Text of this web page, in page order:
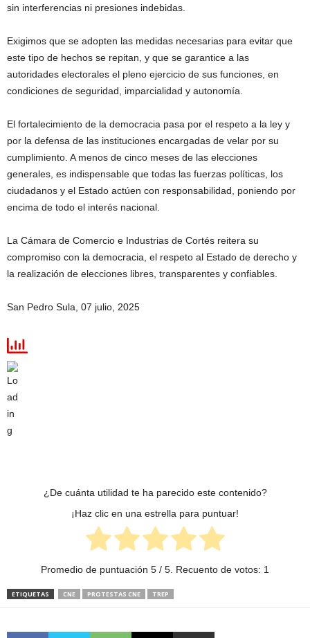
sin interferencias ni presiones indebidas.
Exigimos que se adopten las medidas necesarias para evitar que
este tipo de hechos se repitan, y que se garantice a las
autoridades electorales el pleno ejercicio de sus funciones, en
condiciones de seguridad, imparcialidad y autonomía.
El fortalecimiento de la democracia pasa por el respeto a la ley y
por la defensa de las instituciones encargadas de velar por su
cumplimiento. A menos de cinco meses de las elecciones
generales, es indispensable que todas las fuerzas políticas, los
ciudadanos y el Estado actúen con responsabilidad, poniendo por
encima de todo el interés nacional.
La Cámara de Comercio e Industrias de Cortés reitera su
compromiso con la democracia, el respeto al Estado de derecho y
la realización de elecciones libres, transparentes y confiables.
San Pedro Sula, 07 julio, 2025
¿De cuánta utilidad te ha parecido este contenido?
¡Haz clic en una estrella para puntuar!
Promedio de puntuación 5 / 5. Recuento de votos: 1
ETIQUETAS CNE PROTESTAS CNE TREP